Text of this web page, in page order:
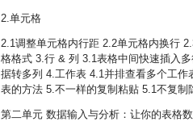
2.单元格
2.1调整单元格内行距 2.2单元格内换行
格格式 3.行 & 列 3.1表格中间快速插入
据转多列 4.工作表 4.1并排查看多个工
表的方法 5.不一样的复制粘贴 5.1不复
第二单元 数据输入与分析：让你的表格